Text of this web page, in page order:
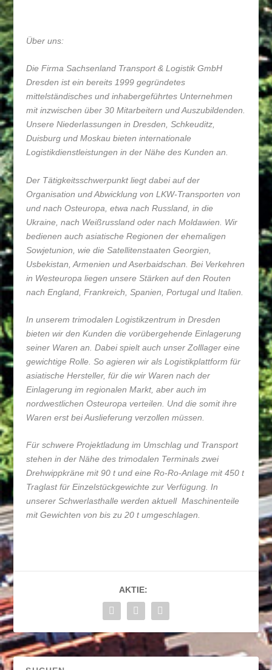
Über uns:
Die Firma Sachsenland Transport & Logistik GmbH
Dresden ist ein bereits 1999 gegründetes
mittelständisches und inhabergeführtes Unternehmen
mit inzwischen über 30 Mitarbeitern und Auszubildenden.
Unsere Niederlassungen in Dresden, Schkeuditz,
Duisburg und Moskau bieten internationale
Logistikdienstleistungen in der Nähe des Kunden an.
Der Tätigkeitsschwerpunkt liegt dabei auf der
Organisation und Abwicklung von LKW-Transporten von
und nach Osteuropa, etwa nach Russland, in die
Ukraine, nach Weißrussland oder nach Moldawien. Wir
bedienen auch asiatische Regionen der ehemaligen
Sowjetunion, wie die Satellitenstaaten Georgien,
Usbekistan, Armenien und Aserbaidschan. Bei Verkehren
in Westeuropa liegen unsere Stärken auf den Routen
nach England, Frankreich, Spanien, Portugal und Italien.
In unserem trimodalen Logistikzentrum in Dresden
bieten wir den Kunden die vorübergehende Einlagerung
seiner Waren an. Dabei spielt auch unser Zolllager eine
gewichtige Rolle. So agieren wir als Logistikplattform für
asiatische Hersteller, für die wir Waren nach der
Einlagerung im regionalen Markt, aber auch im
nordwestlichen Osteuropa verteilen. Und die somit ihre
Waren erst bei Auslieferung verzollen müssen.
Für schwere Projektladung im Umschlag und Transport
stehen in der Nähe des trimodalen Terminals zwei
Drehwippkräne mit 90 t und eine Ro-Ro-Anlage mit 450 t
Traglast für Einzelstückgewichte zur Verfügung. In
unserer Schwerlasthalle werden aktuell Maschinenteile
mit Gewichten von bis zu 20 t umgeschlagen.
AKTIE: